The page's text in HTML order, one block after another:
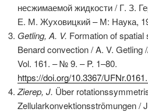
несжимаемой жидкости / Г. З.
Е. М. Жуховицкий – М: Наука,
Getling, A. V. Formation of
Benard convection / A. V. Getling
Vol. 161. – № 9. – P. 1–80.
https://doi.org/10.3367/
Zierep, J. Über
Zellularkonvektionsströmungen /